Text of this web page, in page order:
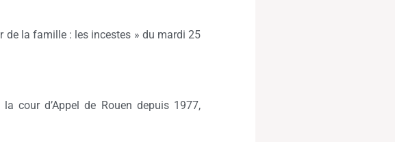
de la famille : les incestes » du mardi 25
cour d’Appel de Rouen depuis 1977,